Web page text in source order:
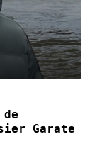
Garate